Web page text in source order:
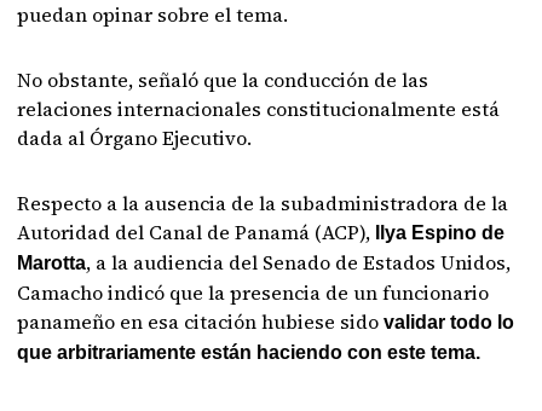
puedan opinar sobre el tema.
No obstante, señaló que la conducción de las
relaciones internacionales constitucionalmente está
dada al Órgano Ejecutivo.
Respecto a la ausencia de la subadministradora de la
Autoridad del Canal de Panamá (ACP), Ilya Espino de
Marotta, a la audiencia del Senado de Estados Unidos,
Camacho indicó que la presencia de un funcionario
panameño en esa citación hubiese sidovalidar todo lo
que arbitrariamente están haciendo con este tema.